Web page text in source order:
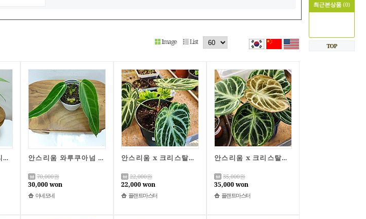
Image List
안스리움 비타리폴리움A1149-동일품배송,높이 26cm,너비 33cm 안스리움 와루쿠아넘 다크폼A1147-동일품배송,높이 16cm,너비 17cm
70,000원
30,000 won
아네모네
안스리움 x 크리스탈리넘 판매합니다
22,000원
22,000 won
플랜트마스터
안스리움 x 크리스탈리넘 튼튼이 분양해요
35,000원
35,000 won
플랜트마스터
최근본상품 (0)
TOP